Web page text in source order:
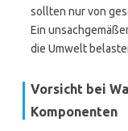
sollten nur von
Ein
die Umwelt
Vorsicht bei
Komponenten